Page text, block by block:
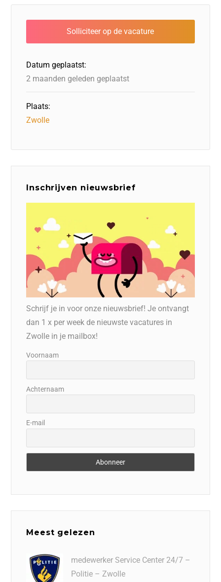
e
b
o
o
k
e
dI
n
o
d
o
n
a
d
s
s
A
p
l
Datum geplaatst:
2 maanden geleden geplaatst
Plaats:
Zwolle
Inschrijven nieuwsbrief
Schrijf je in voor onze nieuwsbrief! Je ontvangt
dan 1 x per week de nieuwste vacatures in
Zwolle in je mailbox!
Voornaam
Achternaam
E-mail
Meest gelezen
medewerker Service Center 24/7 –
Politie – Zwolle